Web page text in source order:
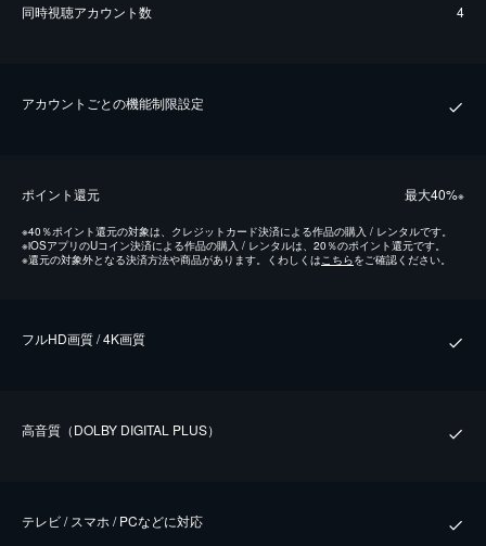
同時視聴アカウント数 4
アカウントごとの機能制限設定
ポイント還元 最⼤40%※
※40％ポイント還元の対象は、クレジットカード決済による作品の購入 / レンタルです。
※iOSアプリのUコイン決済による作品の購入 / レンタルは、20％のポイント還元です。
※還元の対象外となる決済方法や商品があります。くわしくはこちらをご確認ください。
フルHD画質 / 4K画質
⾼⾳質（DOLBY DIGITAL PLUS）
テレビ / スマホ / PCなどに対応